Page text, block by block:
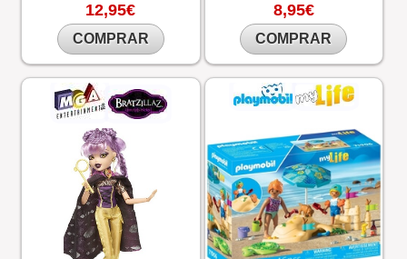
12,95€
COMPRAR
8,95€
COMPRAR